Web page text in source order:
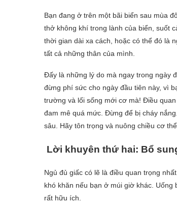
Bạn đang ở trên một bãi biển sau mùa
thở không khí trong lành của biển, suốt
thời gian dài xa cách, hoặc có thể đó là
tất cả những thân của mình.
Đấy là những lý do mà ngay trong ngày
đừng phí sức cho ngày đầu tiên này, vì
trường và lối sống mới cơ mà! Điều
đam mê quá mức. Đừng để bị cháy
sâu. Hãy tôn trọng và nuông chiều cơ
Lời khuyên thứ hai: Bổ
Ngủ đủ giấc có lẽ là điều quan trọng
khó khăn nếu bạn ở múi giờ khác.
rất hữu ích.